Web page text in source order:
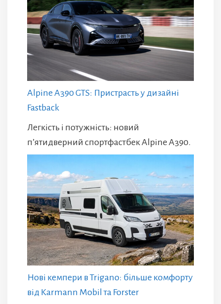
Alpine A390 GTS: Пристрасть у дизайні
Fastback
Легкість і потужність: новий
п’ятидверний спортфастбек Alpine A390.
Нові кемпери в Trigano: більше комфорту
від Karmann Mobil та Forster